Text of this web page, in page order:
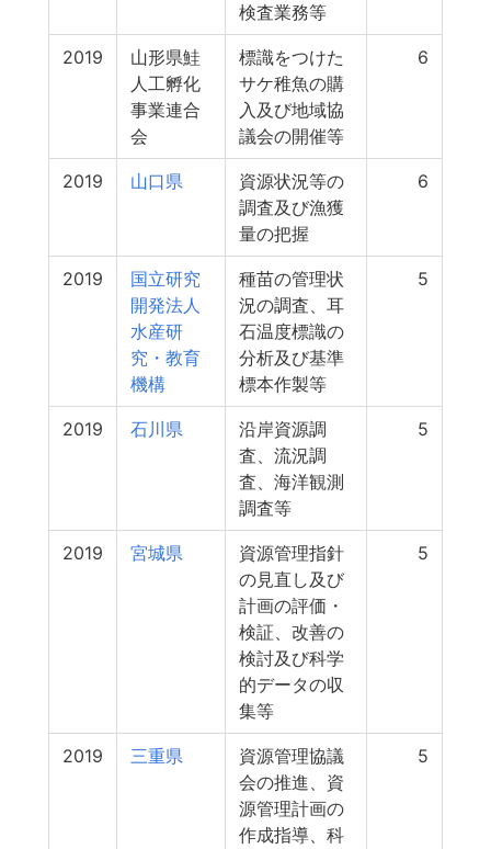
検査業務等
2019
山形県鮭
人工孵化
事業連合
会
標識をつけた
サケ稚魚の購
入及び地域協
議会の開催等
6
2019 山口県
資源状況等の
調査及び漁獲
量の把握
6
2019
国立研究
開発法人
水産研
究・教育
機構
種苗の管理状
況の調査、耳
石温度標識の
分析及び基準
標本作製等
5
2019 石川県
沿岸資源調
査、流況調
査、海洋観測
調査等
5
2019 宮城県
資源管理指針
の見直し及び
計画の評価・
検証、改善の
検討及び科学
的データの収
集等
5
2019 三重県
資源管理協議
会の推進、資
源管理計画の
作成指導、科
5